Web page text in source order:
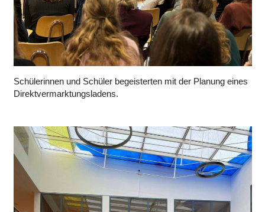
Schülerinnen und Schüler begeisterten mit der Planung eines
Direktvermarktungsladens.